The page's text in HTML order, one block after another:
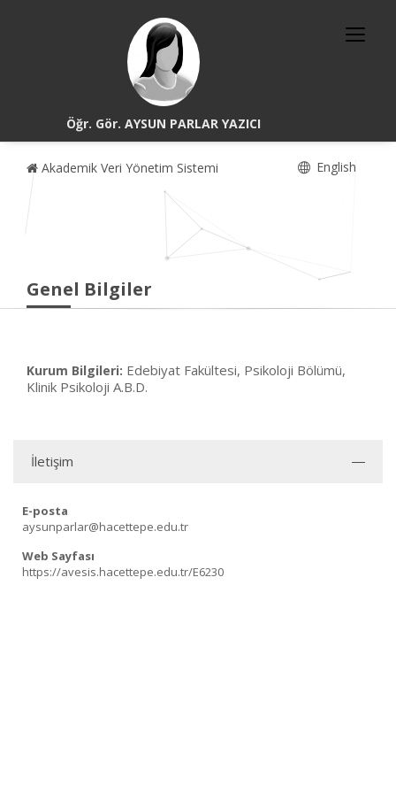
Öğr. Gör. AYSUN PARLAR YAZICI
Akademik Veri Yönetim Sistemi English
Genel Bilgiler
Kurum Bilgileri: Edebiyat Fakültesi, Psikoloji Bölümü,
Klinik Psikoloji A.B.D.
İletişim
E-posta
aysunparlar@hacettepe.edu.tr
Web Sayfası
https://avesis.hacettepe.edu.tr/E6230